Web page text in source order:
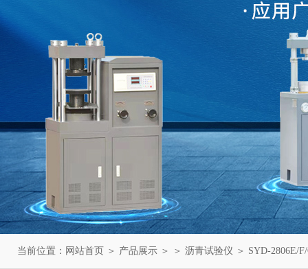
当前位置： 网站首页 ＞ 产品展示 ＞ ＞ 沥青试验仪 ＞ SYD-2806E/